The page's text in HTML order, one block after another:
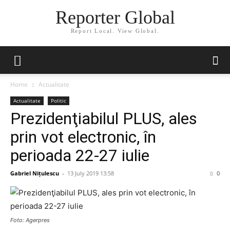
Reporter Global
Report Local. View Global.
Home Actualitate
Actualitate Politic
Prezidenţiabilul PLUS, ales
prin vot electronic, în
perioada 22-27 iulie
Gabriel Nițulescu - 13 July 2019 13:58 0
Foto: Agerpres